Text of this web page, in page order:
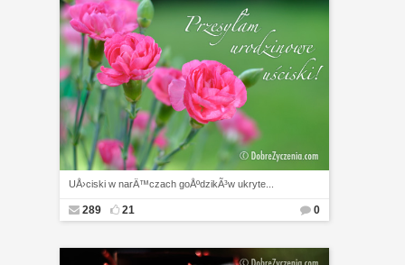
UÅ›ciski w narÄ™czach goÅºdzikÃ³w ukryte...
289 21 0